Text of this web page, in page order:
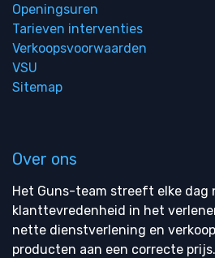
Openingsuren
Tarieven interventies
Verkoopsvoorwaarden
VSU
Sitemap
Over ons
Het Guns-team streeft elke dag
klanttevredenheid in het
nette dienstverlening en
producten aan een correcte prijs.